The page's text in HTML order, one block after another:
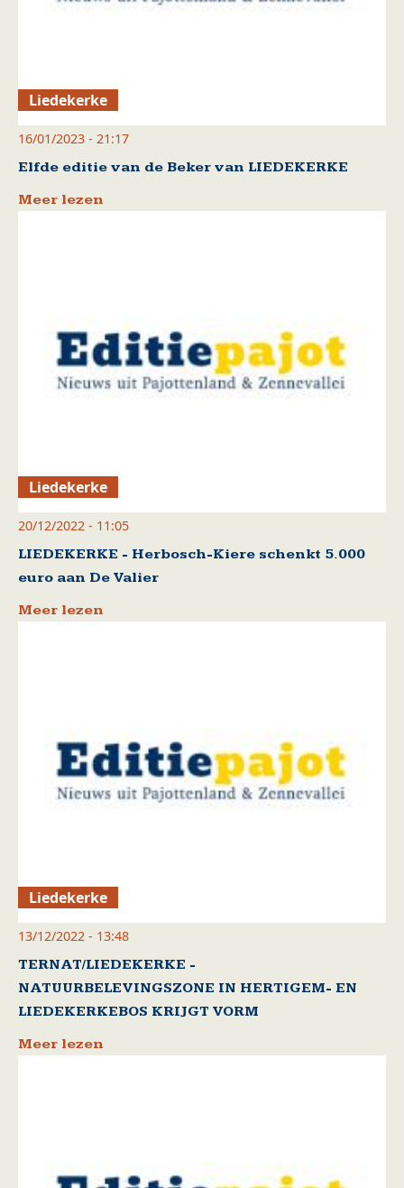
Liedekerke
16/01/2023 - 21:17
Elfde editie van de Beker van LIEDEKERKE
Meer lezen
Liedekerke
20/12/2022 - 11:05
LIEDEKERKE - Herbosch-Kiere schenkt 5.000
euro aan De Valier
Meer lezen
Liedekerke
13/12/2022 - 13:48
TERNAT/LIEDEKERKE -
NATUURBELEVINGSZONE IN HERTIGEM- EN
LIEDEKERKEBOS KRIJGT VORM
Meer lezen